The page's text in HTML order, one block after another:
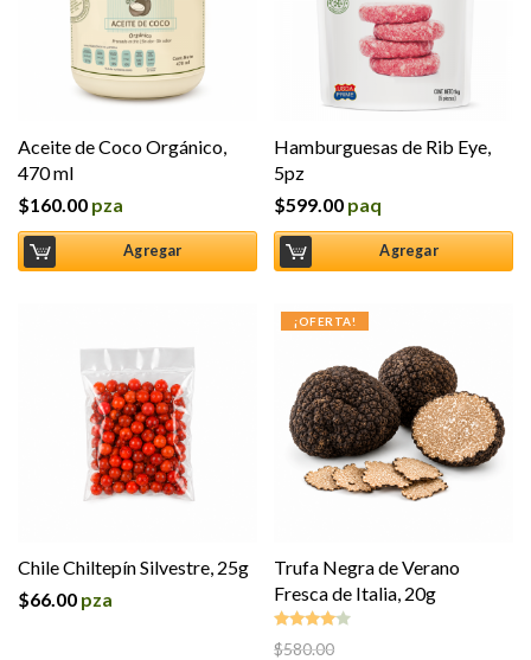
Aceite de Coco Orgánico,
470 ml
$160.00 pza
Agregar
Hamburguesas de Rib Eye,
5pz
$599.00 paq
Agregar
Chile Chiltepín Silvestre, 25g
$66.00 pza
¡OFERTA!
Trufa Negra de Verano
Fresca de Italia, 20g
Valorado
$580.00